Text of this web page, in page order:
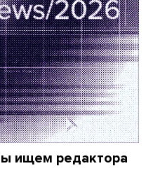
ищем редактора